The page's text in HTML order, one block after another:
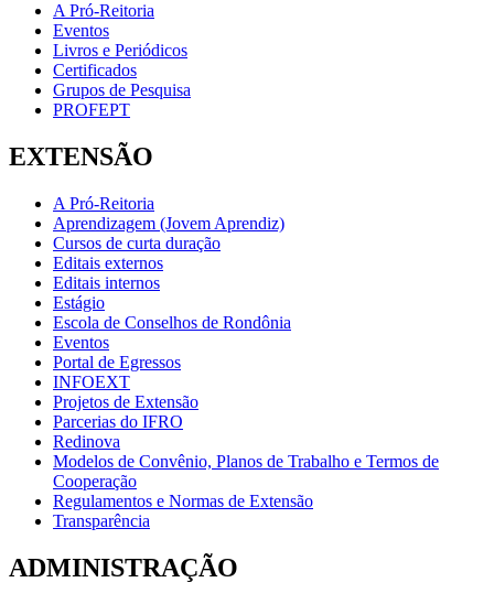
A Pró-Reitoria
Eventos
Livros e Periódicos
Certificados
Grupos de Pesquisa
PROFEPT
EXTENSÃO
A Pró-Reitoria
Aprendizagem (Jovem Aprendiz)
Cursos de curta duração
Editais externos
Editais internos
Estágio
Escola de Conselhos de Rondônia
Eventos
Portal de Egressos
INFOEXT
Projetos de Extensão
Parcerias do IFRO
Redinova
Modelos de Convênio, Planos de Trabalho e Termos de
Cooperação
Regulamentos e Normas de Extensão
Transparência
ADMINISTRAÇÃO